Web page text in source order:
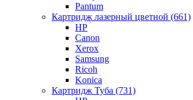
Pantum
Картридж лазерный цветной (661)
HP
Canon
Xerox
Samsung
Ricoh
Konica
Картридж Туба (731)